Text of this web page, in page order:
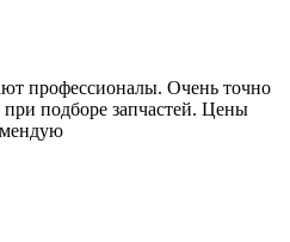
профессионалы. Очень точно
подборе запчастей. Цены